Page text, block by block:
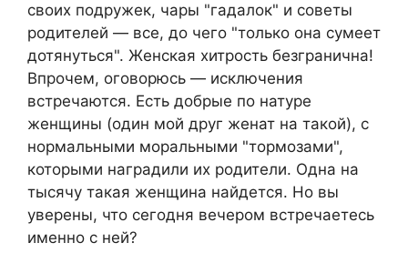
своих подружек, чары "гадалок" и советы
родителей — все, до чего "только она сумеет
дотянуться". Женская хитрость безгранична!
Впрочем, оговорюсь — исключения
встречаются. Есть добрые по натуре
женщины (один мой друг женат на такой), с
нормальными моральными "тормозами",
которыми наградили их родители. Одна на
тысячу такая женщина найдется. Но вы
уверены, что сегодня вечером встречаетесь
именно с ней?